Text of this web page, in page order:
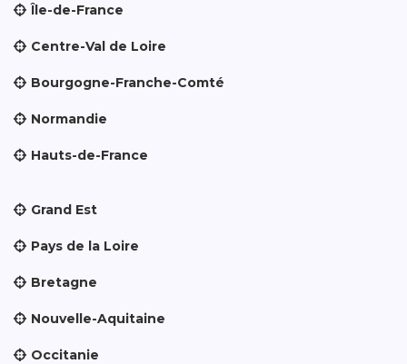
Île-de-France
Centre-Val de Loire
Bourgogne-Franche-Comté
Normandie
Hauts-de-France
Grand Est
Pays de la Loire
Bretagne
Nouvelle-Aquitaine
Occitanie